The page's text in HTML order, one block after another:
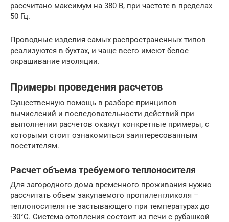
рассчитано максимум на 380 В, при частоте в пределах
50 Гц.
Проводные изделия самых распространенных типов
реализуются в бухтах, и чаще всего имеют белое
окрашивание изоляции.
Примеры проведения расчетов
Существенную помощь в разборе принципов
вычислений и последовательности действий при
выполнении расчетов окажут конкретные примеры, с
которыми стоит ознакомиться заинтересованным
посетителям.
Расчет объема требуемого теплоносителя
Для загородного дома временного проживания нужно
рассчитать объем закупаемого пропиленгликоля –
теплоносителя не застывающего при температурах до
-30°C. Система отопления состоит из печи с рубашкой